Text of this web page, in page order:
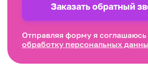
Заказать обратный
Отправляя форму я соглашаюсь
обработку персональных